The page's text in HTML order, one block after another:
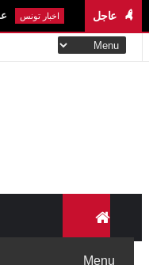
عاجل
اخبار تونس عاجل: سيدي